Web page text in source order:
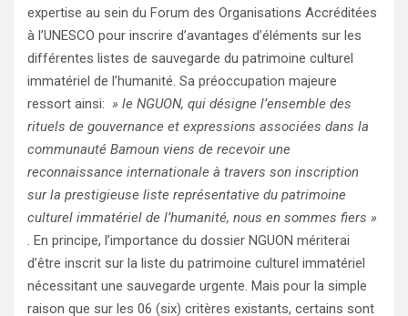
expertise au sein du Forum des Organisations Accréditées
à l’UNESCO pour inscrire d’avantages d’éléments sur les
différentes listes de sauvegarde du patrimoine culturel
immatériel de l’humanité. Sa préoccupation majeure
ressort ainsi: » le NGUON, qui désigne l’ensemble des
rituels de gouvernance et expressions associées dans la
communauté Bamoun viens de recevoir une
reconnaissance internationale à travers son inscription
sur la prestigieuse liste représentative du patrimoine
culturel immatériel de l’humanité, nous en sommes fiers »
. En principe, l’importance du dossier NGUON mériterai
d’être inscrit sur la liste du patrimoine culturel immatériel
nécessitant une sauvegarde urgente. Mais pour la simple
raison que sur les 06 (six) critères existants, certains sont